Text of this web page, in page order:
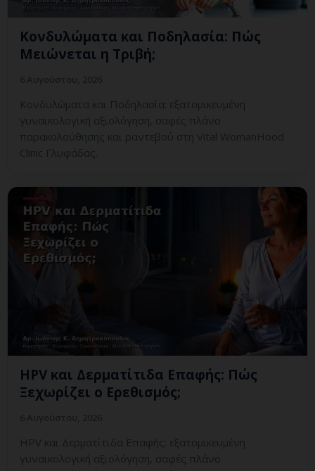
Κονδυλώματα και Ποδηλασία: Πώς
Μειώνεται η Τριβή;
Κονδυλώματα και Ποδηλασία: εξατομικευμένη
γυναικολογική αξιολόγηση, σαφές πλάνο
παρακολούθησης και ραντεβού στη Vital WomanHood
Clinic Γλυφάδας.
HPV και Δερματίτιδα Επαφής: Πώς
Ξεχωρίζει ο Ερεθισμός;
HPV και Δερματίτιδα Επαφής: εξατομικευμένη
γυναικολογική αξιολόγηση, σαφές πλάνο